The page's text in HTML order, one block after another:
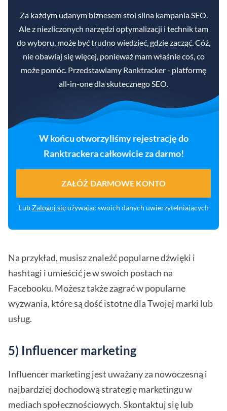
Za każdym udanym biznesem stoi silna kampania SEO.
Ale z niezliczonych narzędzi optymalizacji i technik tam
do wyboru, może być trudno wiedzieć, gdzie zacząć. Cóż,
nie obawiaj się więcej, ponieważ mam właśnie coś, co
może pomóc. Przedstawiamy Ranktracker - platformę
all-in-one dla skutecznego SEO.
W końcu otworzyliśmy rejestrację do
Ranktrackera całkowicie za darmo!
ZAŁÓŻ DARMOWE KONTO
LubZaloguj sięużywając swoich danych uwierzytelniających
Na przykład, musisz znaleźć popularne dźwięki i
hashtagi i umieścić je w swoich postach na
Facebooku. Możesz także zagrać w popularne
wyzwania, które są dość istotne dla Twojej marki lub
usług.
5) Influencer marketing
Influencer marketing jest uważany za nowoczesną i
najbardziej dochodową strategię marketingu w
mediach społecznościowych. Skontaktuj się lub